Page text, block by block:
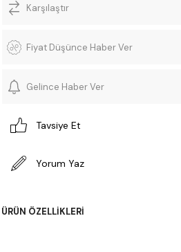
Karşılaştır
Fiyat Düşünce Haber Ver
Gelince Haber Ver
Tavsiye Et
Yorum Yaz
ÜRÜN ÖZELLIKLERI